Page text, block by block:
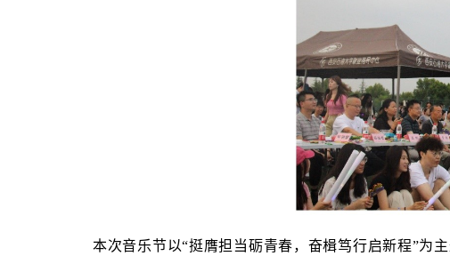
本次音乐节以“挺膺担当砺青春，奋楫笃行启新程”为